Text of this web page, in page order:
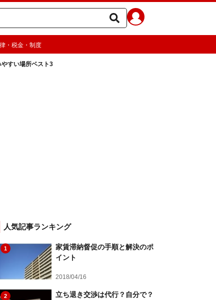
・税金・制度
すい場所ベスト3
人気記事ランキング
1
家賃滞納督促の手順と解決のポ
イント
2018/04/16
2
立ち退き交渉は代行？自分で？